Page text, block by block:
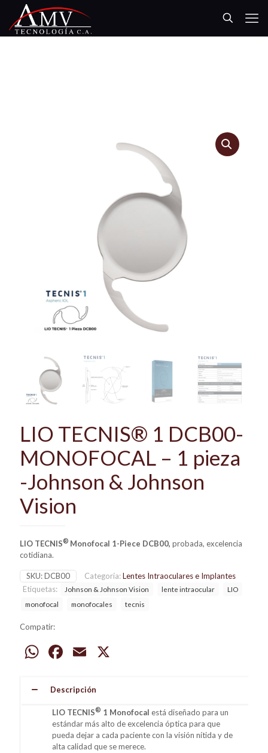
LIO TECNIS® 1 DCB00-
MONOFOCAL – 1 pieza
-Johnson & Johnson
Vision
LIO TECNIS® Monofocal 1-Piece DCB00, probada, excelencia
cotidiana.
SKU:DCB00 Categoría:Lentes Intraoculares e Implantes
Etiquetas:
Johnson & Johnson Vision lente intraocular
LIO
monofocal
monofocales tecnis
Compatir:
WhatsApp
Facebook
Email
Descripción
LIO TECNIS® 1 Monofocal está diseñado para un
estándar más alto de excelencia óptica para que
pueda dejar a cada paciente con la visión nítida y de
alta calidad que se merece.